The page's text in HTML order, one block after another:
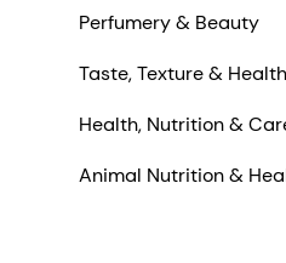
Perfumery & Beauty
Taste, Texture & Health
Health, Nutrition &
Animal Nutrition &